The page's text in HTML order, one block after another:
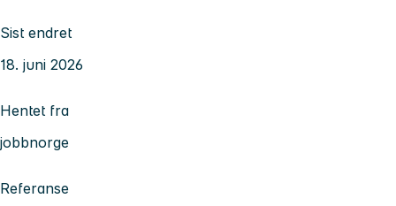
Sist endret
18. juni 2026
Hentet fra
jobbnorge
Referanse